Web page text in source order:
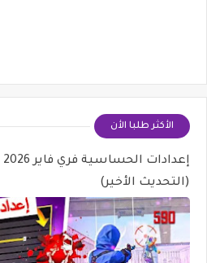
الأكثر طلبا الأن
(التحديث الأخير)